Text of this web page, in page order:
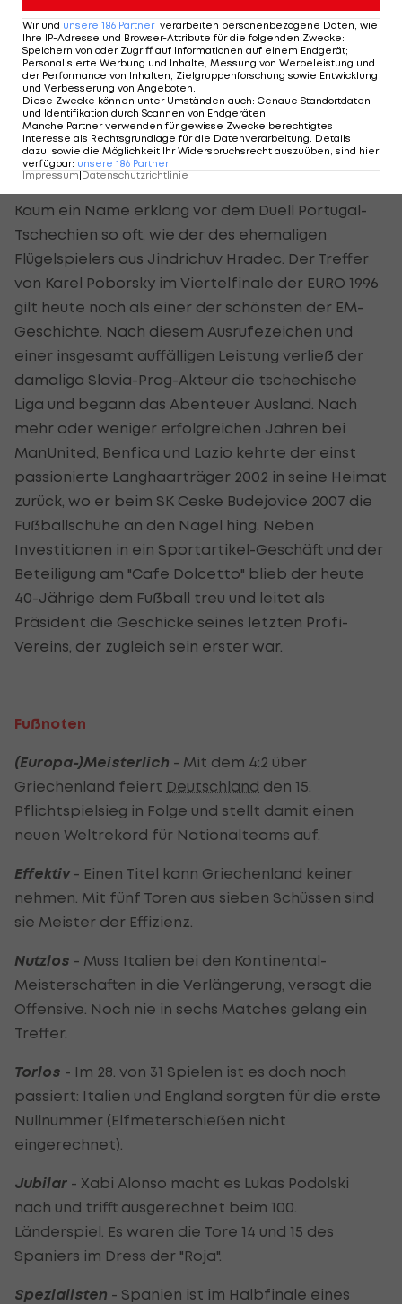
in all den Jahren keine Spur. Viel lieber spricht er
die Sprache des Fußballs und begeistert mit
Traumpässen oder eben -toren. Wir wollen ja der
Wahl nicht vorgreifen, aber hätte sich ein Mann
wie er nicht auch einmal den Titel "Weltfußballer
des Jahres" verdient?
Was macht eigentlich …Karel Poborsky?
Kaum ein Name erklang vor dem Duell Portugal-
Tschechien so oft, wie der des ehemaligen
Flügelspielers aus Jindrichuv Hradec. Der Treffer
von Karel Poborsky im Viertelfinale der EURO 1996
gilt heute noch als einer der schönsten der EM-
Geschichte. Nach diesem Ausrufezeichen und
einer insgesamt auffälligen Leistung verließ der
damaliga Slavia-Prag-Akteur die tschechische
Liga und begann das Abenteuer Ausland. Nach
mehr oder weniger erfolgreichen Jahren bei
ManUnited, Benfica und Lazio kehrte der einst
passionierte Langhaarträger 2002 in seine Heimat
zurück, wo er beim SK Ceske Budejovice 2007 die
Fußballschuhe an den Nagel hing. Neben
Investitionen in ein Sportartikel-Geschäft und der
Beteiligung am "Cafe Dolcetto" blieb der heute
40-Jährige dem Fußball treu und leitet als
Präsident die Geschicke seines letzten Profi-
Vereins, der zugleich sein erster war.
Fußnoten
(Europa-)Meisterlich - Mit dem 4:2 über
Griechenland feiert Deutschland den 15.
Pflichtspielsieg in Folge und stellt damit einen
neuen Weltrekord für Nationalteams auf.
Effektiv - Einen Titel kann Griechenland keiner
nehmen. Mit fünf Toren aus sieben Schüssen sind
sie Meister der Effizienz.
Nutzlos - Muss Italien bei den Kontinental-
Meisterschaften in die Verlängerung, versagt die
Offensive. Noch nie in sechs Matches gelang ein
Treffer.
Torlos - Im 28. von 31 Spielen ist es doch noch
passiert: Italien und England sorgten für die erste
Nullnummer (Elfmeterschießen nicht
eingerechnet).
Jubilar - Xabi Alonso macht es Lukas Podolski
nach und trifft ausgerechnet beim 100.
Länderspiel. Es waren die Tore 14 und 15 des
Spaniers im Dress der "Roja".
Spezialisten - Spanien ist im Halbfinale eines
Wir und unsere 186 Partner verarbeiten personenbezogene Daten, wie
Ihre IP-Adresse und Browser-Attribute für die folgenden Zwecke:
Speichern von oder Zugriff auf Informationen auf einem Endgerät;
Personalisierte Werbung und Inhalte, Messung von Werbeleistung und
der Performance von Inhalten, Zielgruppenforschung sowie Entwicklung
und Verbesserung von Angeboten.
Diese Zwecke können unter Umständen auch: Genaue Standortdaten
und Identifikation durch Scannen von Endgeräten.
Manche Partner verwenden für gewisse Zwecke berechtigtes
Interesse als Rechtsgrundlage für die Datenverarbeitung. Details
dazu, sowie die Möglichkeit Ihr Widerspruchsrecht auszuüben, sind hier
verfügbar: unsere 186 Partner
Impressum Datenschutzrichtlinie